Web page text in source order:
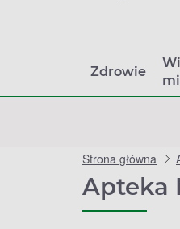
Zdrowie
Strona główna
Apteka